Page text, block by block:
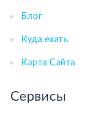
Блог
Куда ехать
Карта Сайта
Сервисы